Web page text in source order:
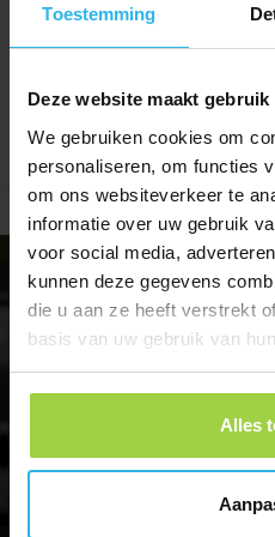
Toestemming
Deze website maakt
We gebruiken cookies om
personaliseren, om functies
om ons websiteverkeer te
informatie over uw gebruik
voor social media,
kunnen deze gegevens
die u aan ze heeft verstrekt
basis van uw gebruik van
Alles
Alessandro, Bologna